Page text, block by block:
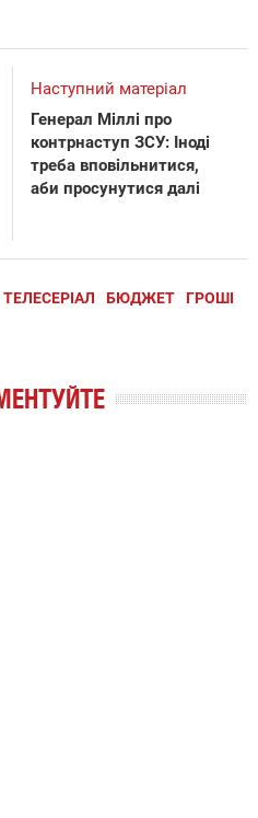
Наступний матеріал
Генерал Міллі про
контрнаступ ЗСУ: Іноді
треба вповільнитися,
аби просунутися далі
ТЕЛЕСЕРІАЛ БЮДЖЕТ ГРОШІ